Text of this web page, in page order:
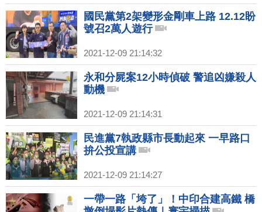
國民黨第2架變形金剛車上路 12.12盼
號召2萬人遊行
2021-12-09 21:14:32
永和分屍案12小時偵破 警追凶嫌殺人
動機
2021-12-09 21:14:31
民進黨7執政縣市長動起來 一早路口
拚公投宣講
2021-12-09 21:14:27
一帶一路「垮了」！中印合建高鐵 橋